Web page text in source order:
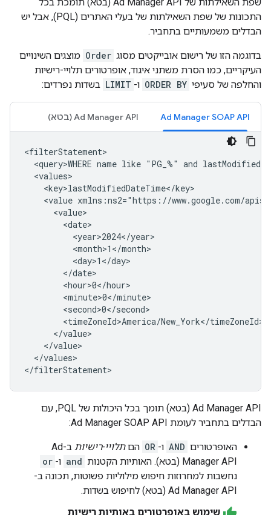
התכונות של שפת השאילתות של בעלי האתרים (PQL), אבל יש
הבדלים משמעותיים בתחביר.
בדוגמה הזו של רישום אובייקטים מסוג Order מוצגים השינויים
העיקריים, כמו הסרת משתני איגוד, אופרטורים תלויי-רישיות
והחלפה של סעיפי ORDER BY ו- LIMIT בשדות נפרדים:
Ad Manager SOAP API ‫Ad Manager API (בטא)
<query>WHERE name like "PG_%" and
<value xmlns:ns2="https://www.google.com/
</values>
‫Ad Manager API (בטא) תומך בכל היכולות של PQL, עם
הבדלים בתחביר לעומת Ad Manager SOAP API:
האופרטורים AND ו- OR הםתלויי-רישיות
ב-Ad
Manager API (בטא). האותיות הקטנות
and ו- or
נחשבות למחרוזות חיפוש מילוליות פשוטות, תכונה ב-
Ad Manager API (בטא) לחיפוש בשדות.
שימוש באופרטורים באותיות רישיות